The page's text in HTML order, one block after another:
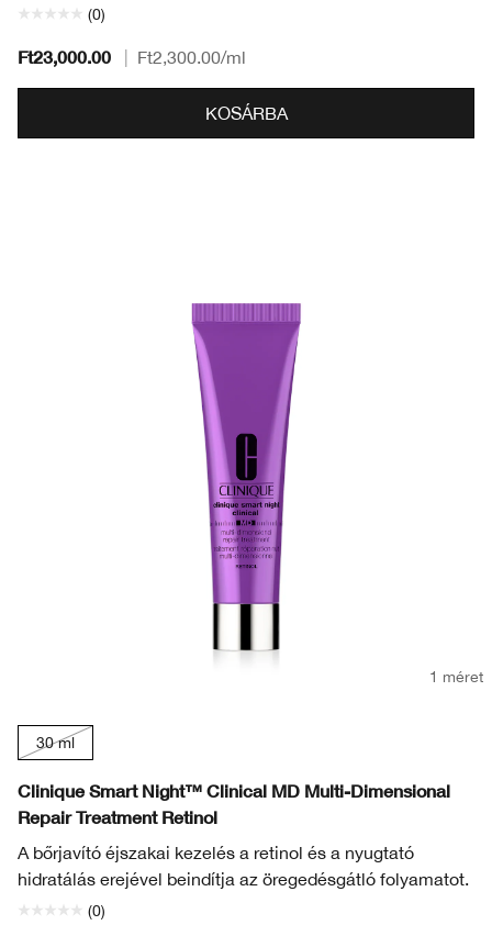
(0)
Ft23,000.00 Ft2,300.00/ml
KOSÁRBA
1 méret
30 ml
Clinique Smart Night™ Clinical MD Multi-Dimensional
Repair Treatment Retinol
A bőrjavító éjszakai kezelés a retinol és a nyugtató
hidratálás erejével beindítja az öregedésgátló folyamatot.
(0)